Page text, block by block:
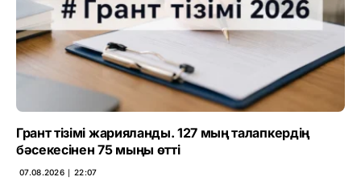
Грант тізімі жарияланды. 127 мың талапкердің
бәсекесінен 75 мыңы өтті
07.08.2026 ∣ 22:07